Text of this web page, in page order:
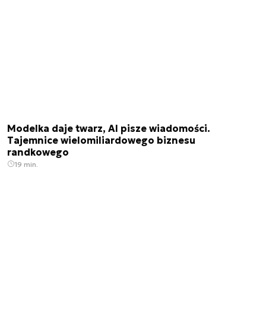
Modelka daje twarz, AI pisze wiadomości.
Tajemnice wielomiliardowego biznesu
randkowego
19 min.